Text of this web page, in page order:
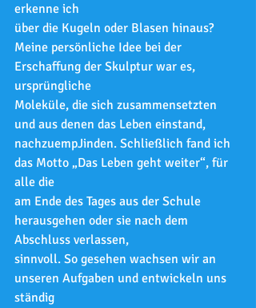
erkenne ich
über die Kugeln oder Blasen hinaus?
Meine persönliche Idee bei der
Erschaffung der Skulptur war es,
ursprüngliche
Moleküle, die sich zusammensetzten
und aus denen das Leben einstand,
nachzuempJinden. Schließlich fand ich
das Motto „Das Leben geht weiter“, für
alle die
am Ende des Tages aus der Schule
herausgehen oder sie nach dem
Abschluss verlassen,
sinnvoll. So gesehen wachsen wir an
unseren Aufgaben und entwickeln uns
ständig